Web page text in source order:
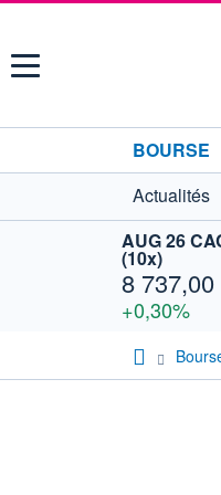
Menu
BOURSE
Actualités
AUG 26
(10x)
8 737,00
+0,30%